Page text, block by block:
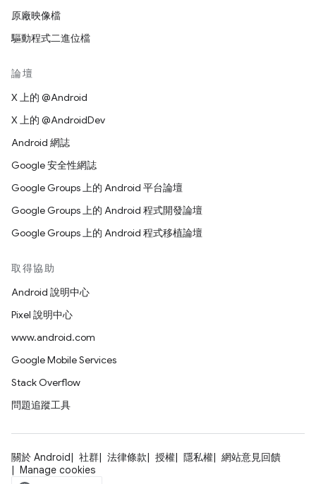
原廠映像檔
驅動程式二進位檔
論壇
X 上的 @Android
X 上的 @AndroidDev
Android 網誌
Google 安全性網誌
Google Groups 上的 Android 平台論壇
Google Groups 上的 Android 程式開發論壇
Google Groups 上的 Android 程式移植論壇
取得協助
Android 說明中心
Pixel 說明中心
www.android.com
Google Mobile Services
Stack Overflow
問題追蹤工具
關於 Android 社群 法律條款 授權 隱私權
網站意見回饋
Manage cookies